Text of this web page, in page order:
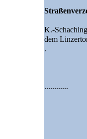
K.-
dem
.
............